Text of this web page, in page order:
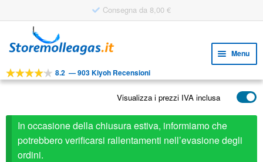
Consegna da 8,00 €
alla
al
Menu
STRUMENTI
il
menu
child
child
APPLICAZIONI
SERVIZIO CLIENTI
8.2 —903 Kiyoh Recensioni
Visualizza i prezzi IVA inclusa
In occasione della chiusura estiva, informiamo che
potrebbero verificarsi rallentamenti nell’evasione degli
ordini.